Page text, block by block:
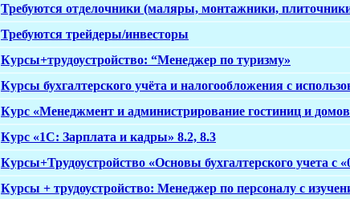
Требуются отделочники (маляры, монтажники,
Требуются трейдеры/инвесторы
Курсы+трудоустройство: “Менеджер по туризму»
Курсы бухгалтерского учёта и налогообложения с
Курс «Менеджмент и администрирование гостиниц и
Курс «1С: Зарплата и кадры» 8.2, 8.3
Курсы+Трудоустройство «Основы бухгалтерского учета с
Курсы + трудоустройство: Менеджер по персоналу с